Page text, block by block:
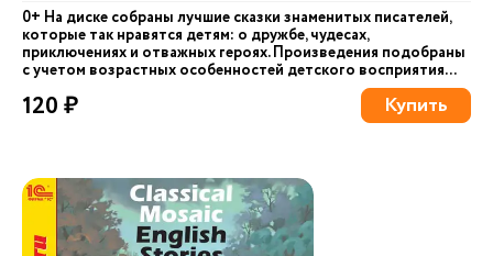
0+ На диске собраны лучшие сказки знаменитых писателей,
которые так нравятся детям: о дружбе, чудесах,
приключениях и отважных героях. Произведения подобраны
с учетом возрастных особенностей детского восприятия...
120 ₽ Купить